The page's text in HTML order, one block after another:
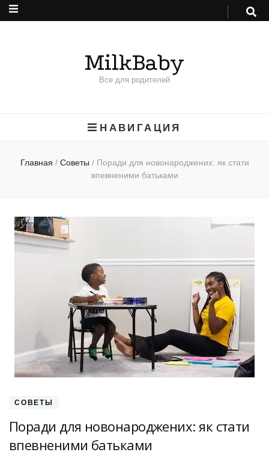
MilkBaby
Все для родителей
НАВИГАЦИЯ
Главная / Советы / Поради для новонароджених: як стати
впевненими батьками
СОВЕТЫ
Поради для новонароджених: як стати
впевненими батьками